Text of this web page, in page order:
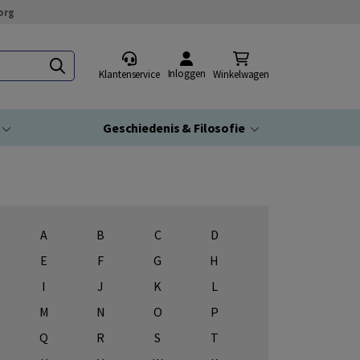
Klantenservice Inloggen Winkelwagen
Geschiedenis & Filosofie
A B C
D
E
F G
H
I
J K
L
M
N O
P
Q
R S
T